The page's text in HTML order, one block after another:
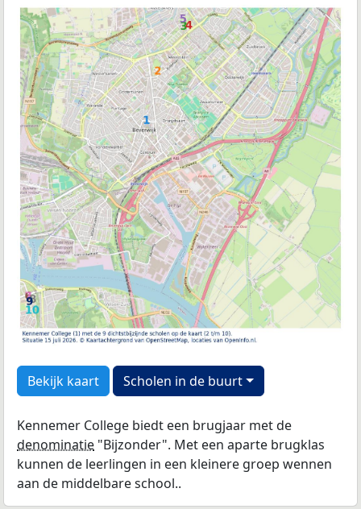
Bekijk kaart Scholen in de buurt
Kennemer College biedt een brugjaar met de
denominatie "Bijzonder". Met een aparte brugklas
kunnen de leerlingen in een kleinere groep wennen
aan de middelbare school..